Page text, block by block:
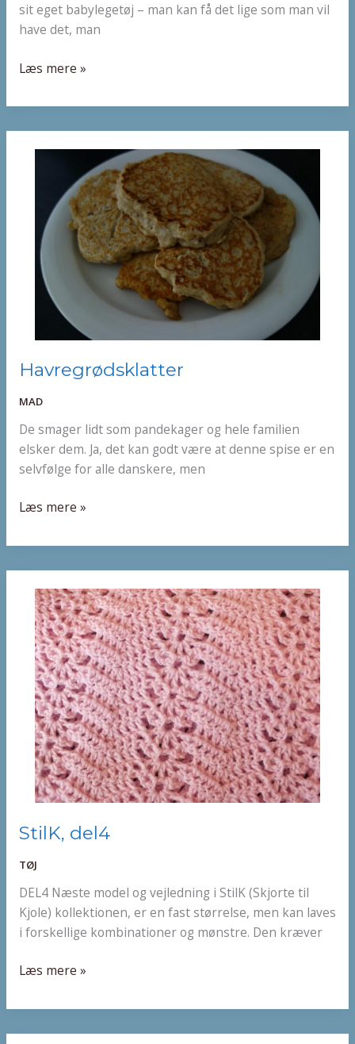
sit eget babylegetøj – man kan få det lige som man vil
have det, man
Læs mere »
Havregrødsklatter
MAD
De smager lidt som pandekager og hele familien
elsker dem. Ja, det kan godt være at denne spise er en
selvfølge for alle danskere, men
Havregrødsklatter
Læs mere »
StilK, del4
TØJ
DEL4 Næste model og vejledning i StilK (Skjorte til
Kjole) kollektionen, er en fast størrelse, men kan laves
i forskellige kombinationer og mønstre. Den kræver
StilK,
Læs mere »